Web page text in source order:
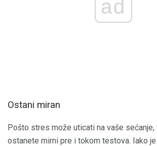
ad
Ostani miran
Pošto stres može uticati na vaše sećanje,
ostanete mirni pre i tokom testova. Iako